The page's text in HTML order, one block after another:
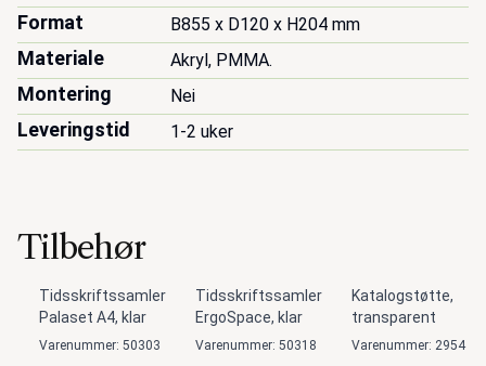
Format B855 x D120 x H204 mm
Materiale Akryl, PMMA.
Montering Nei
Leveringstid 1-2 uker
Tilbehør
Tidsskriftssamler
Palaset A4, klar
Varenummer: 50303
Tidsskriftssamler
ErgoSpace, klar
Varenummer: 50318
Katalogstøtte,
transparent
Varenummer: 2954